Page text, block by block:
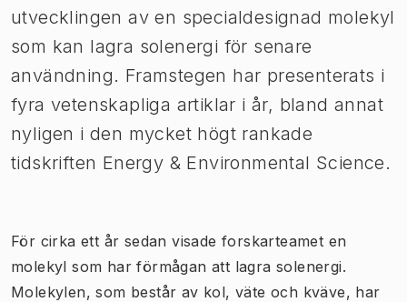
utvecklingen av en specialdesignad molekyl
som kan lagra solenergi för senare
användning. Framstegen har presenterats i
fyra vetenskapliga artiklar i år, bland annat
nyligen i den mycket högt rankade
tidskriften Energy & Environmental Science.
​För cirka ett år sedan visade forskarteamet en
molekyl som har förmågan att lagra solenergi.
Molekylen, som består av kol, väte och kväve, har